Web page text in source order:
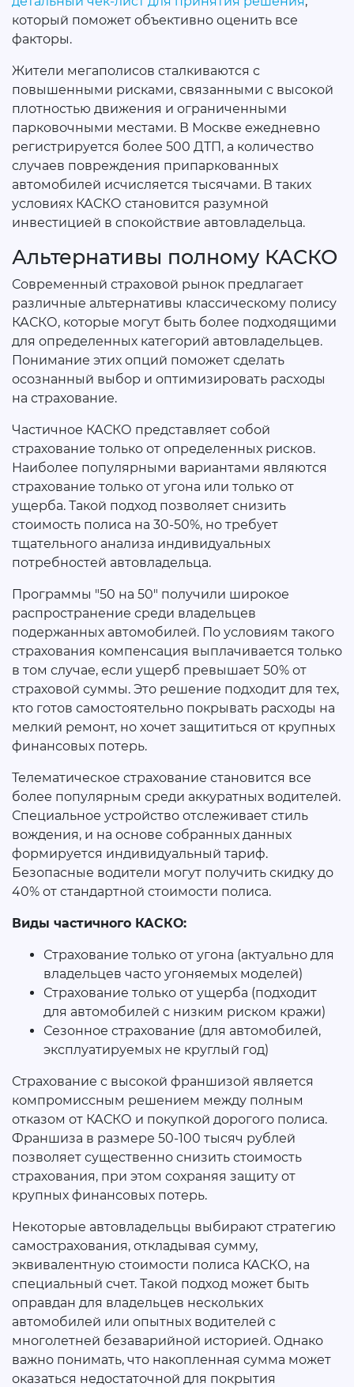
который поможет объективно оценить все
факторы.
Жители мегаполисов сталкиваются с
повышенными рисками, связанными с высокой
плотностью движения и ограниченными
парковочными местами. В Москве ежедневно
регистрируется более 500 ДТП, а количество
случаев повреждения припаркованных
автомобилей исчисляется тысячами. В таких
условиях КАСКО становится разумной
инвестицией в спокойствие автовладельца.
Альтернативы полному КАСКО
Современный страховой рынок предлагает
различные альтернативы классическому полису
КАСКО, которые могут быть более подходящими
для определенных категорий автовладельцев.
Понимание этих опций поможет сделать
осознанный выбор и оптимизировать расходы
на страхование.
Частичное КАСКО представляет собой
страхование только от определенных рисков.
Наиболее популярными вариантами являются
страхование только от угона или только от
ущерба. Такой подход позволяет снизить
стоимость полиса на 30-50%, но требует
тщательного анализа индивидуальных
потребностей автовладельца.
Программы "50 на 50" получили широкое
распространение среди владельцев
подержанных автомобилей. По условиям такого
страхования компенсация выплачивается только
в том случае, если ущерб превышает 50% от
страховой суммы. Это решение подходит для тех,
кто готов самостоятельно покрывать расходы на
мелкий ремонт, но хочет защититься от крупных
финансовых потерь.
Телематическое страхование становится все
более популярным среди аккуратных водителей.
Специальное устройство отслеживает стиль
вождения, и на основе собранных данных
формируется индивидуальный тариф.
Безопасные водители могут получить скидку до
40% от стандартной стоимости полиса.
Виды частичного КАСКО:
Страхование только от угона (актуально для
владельцев часто угоняемых моделей)
Страхование только от ущерба (подходит
для автомобилей с низким риском кражи)
Сезонное страхование (для автомобилей,
эксплуатируемых не круглый год)
Страхование с высокой франшизой является
компромиссным решением между полным
отказом от КАСКО и покупкой дорогого полиса.
Франшиза в размере 50-100 тысяч рублей
позволяет существенно снизить стоимость
страхования, при этом сохраняя защиту от
крупных финансовых потерь.
Некоторые автовладельцы выбирают стратегию
самострахования, откладывая сумму,
эквивалентную стоимости полиса КАСКО, на
специальный счет. Такой подход может быть
оправдан для владельцев нескольких
автомобилей или опытных водителей с
многолетней безаварийной историей. Однако
важно понимать, что накопленная сумма может
оказаться недостаточной для покрытия